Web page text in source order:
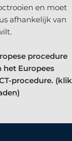
en moet
afhankelijk van
procedure
het Europees
procedure. (klik